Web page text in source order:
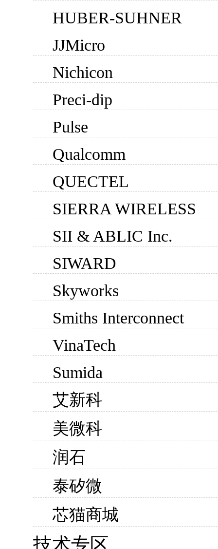
HUBER-SUHNER
JJMicro
Nichicon
Preci-dip
Pulse
Qualcomm
QUECTEL
SIERRA WIRELESS
SII & ABLIC Inc.
SIWARD
Skyworks
Smiths Interconnect
VinaTech
Sumida
艾新科
美微科
润石
泰矽微
芯猫商城
技术专区